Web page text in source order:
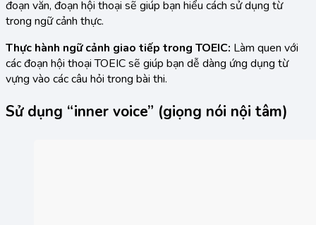
đoạn văn, đoạn hội thoại sẽ giúp bạn hiểu cách sử dụng từ
trong ngữ cảnh thực.
Thực hành ngữ cảnh giao tiếp trong TOEIC: Làm quen với
các đoạn hội thoại TOEIC sẽ giúp bạn dễ dàng ứng dụng từ
vựng vào các câu hỏi trong bài thi.
Sử dụng “inner voice” (giọng nói nội tâm)